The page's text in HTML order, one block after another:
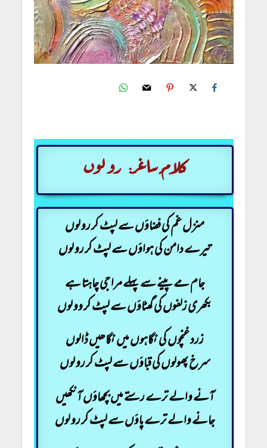
کلامِ ساغر: رو لوں
منزل غم کی فضاؤں سے لپٹ کر رو لوں
تیرے دامن کی ہواؤں سے لپٹ کر رو لوں
جام مے پینے سے پہلے مرا جی چاہتا ہے
بکھری زلفوں کی گھٹاؤں سے لپٹ کر وو لوں
زرد غنچوں کی نگاہوں میں نگاھیں ڈالوں
سرخ پھولوں کی قباؤں سے لپٹ کر رو لوں
آنے والے ترے رستے میں بچھاؤں آنکھیں
جانے والے ترے پاؤں سے لپٹ کر رو لوں